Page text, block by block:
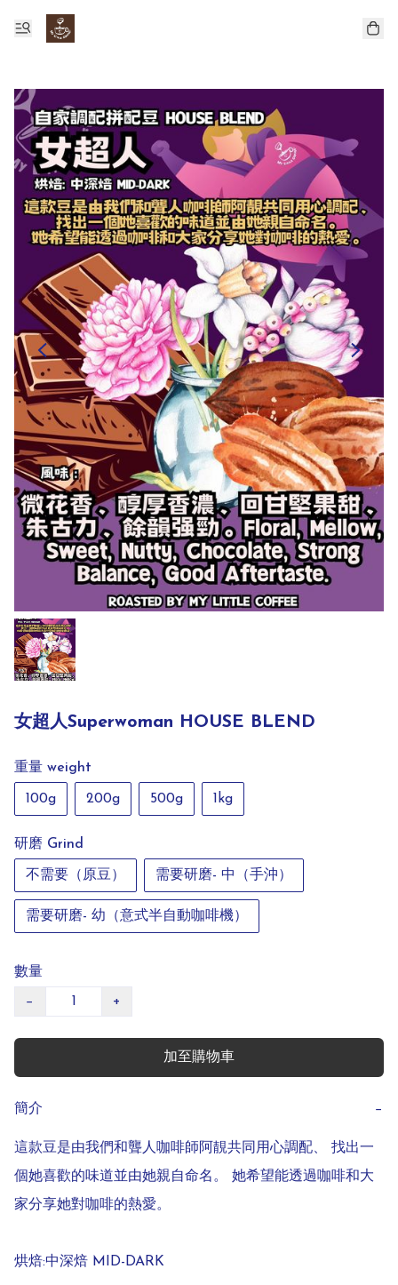
女超人Superwoman HOUSE BLEND
重量 weight
100g 200g 500g 1kg
研磨 Grind
不需要（原豆） 需要研磨- 中（手沖）
需要研磨- 幼（意式半自動咖啡機）
數量
− +
加至購物車
簡介 −
這款豆是由我們和聾人咖啡師阿靚共同用心調配、 找出一
個她喜歡的味道並由她親自命名。 她希望能透過咖啡和大
家分享她對咖啡的熱愛。
烘焙:中深焙 MID-DARK